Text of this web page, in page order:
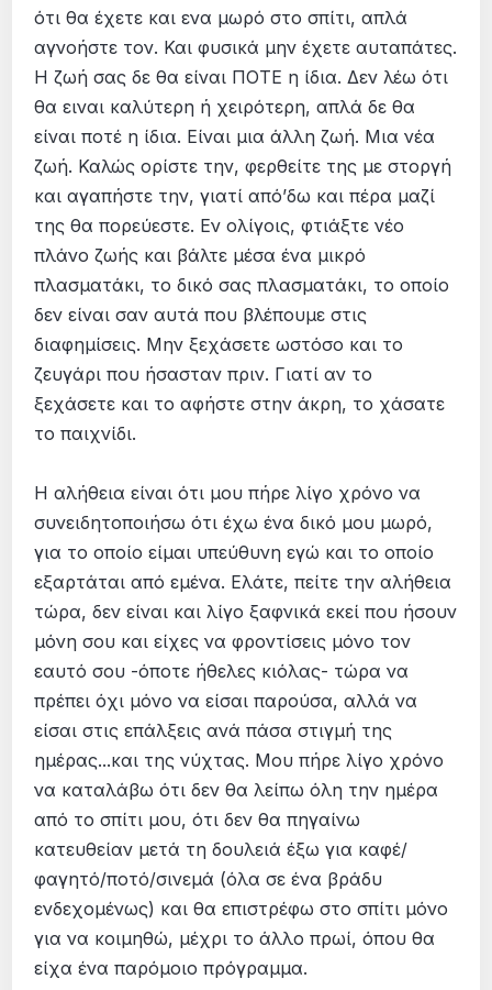
ότι θα έχετε και ενα μωρό στο σπίτι, απλά
αγνοήστε τον. Και φυσικά μην έχετε αυταπάτες.
Η ζωή σας δε θα είναι ΠΟΤΕ η ίδια. Δεν λέω ότι
θα ειναι καλύτερη ή χειρότερη, απλά δε θα
είναι ποτέ η ίδια. Είναι μια άλλη ζωή. Μια νέα
ζωή. Καλώς ορίστε την, φερθείτε της με στοργή
και αγαπήστε την, γιατί από’δω και πέρα μαζί
της θα πορεύεστε. Εν ολίγοις, φτιάξτε νέο
πλάνο ζωής και βάλτε μέσα ένα μικρό
πλασματάκι, το δικό σας πλασματάκι, το οποίο
δεν είναι σαν αυτά που βλέπουμε στις
διαφημίσεις. Μην ξεχάσετε ωστόσο και το
ζευγάρι που ήσασταν πριν. Γιατί αν το
ξεχάσετε και το αφήστε στην άκρη, το χάσατε
το παιχνίδι.
Η αλήθεια είναι ότι μου πήρε λίγο χρόνο να
συνειδητοποιήσω ότι έχω ένα δικό μου μωρό,
για το οποίο είμαι υπεύθυνη εγώ και το οποίο
εξαρτάται από εμένα. Ελάτε, πείτε την αλήθεια
τώρα, δεν είναι και λίγο ξαφνικά εκεί που ήσουν
μόνη σου και είχες να φροντίσεις μόνο τον
εαυτό σου -όποτε ήθελες κιόλας- τώρα να
πρέπει όχι μόνο να είσαι παρούσα, αλλά να
είσαι στις επάλξεις ανά πάσα στιγμή της
ημέρας...και της νύχτας. Μου πήρε λίγο χρόνο
να καταλάβω ότι δεν θα λείπω όλη την ημέρα
από το σπίτι μου, ότι δεν θα πηγαίνω
κατευθείαν μετά τη δουλειά έξω για καφέ/
φαγητό/ποτό/σινεμά (όλα σε ένα βράδυ
ενδεχομένως) και θα επιστρέφω στο σπίτι μόνο
για να κοιμηθώ, μέχρι το άλλο πρωί, όπου θα
είχα ένα παρόμοιο πρόγραμμα.